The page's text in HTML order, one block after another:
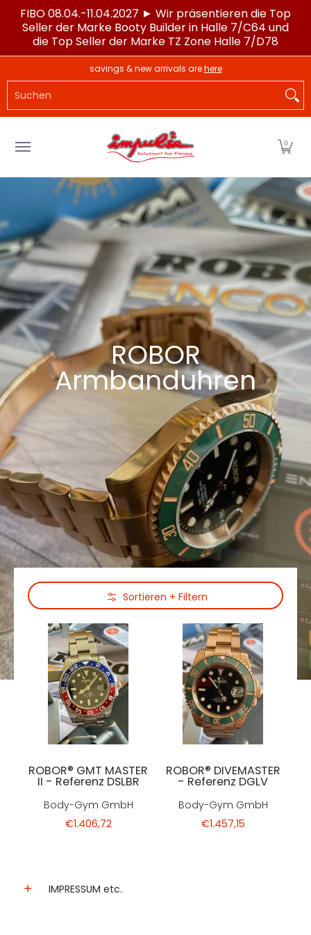
Zum Hauptinhalt springen
FIBO 08.04.-11.04.2027 ► Wir präsentieren die Top
Seller der Marke Booty Builder in Halle 7/C64 und
die Top Seller der Marke TZ Zone Halle 7/D78
LAGERWARE POWERTEC® IMPULSE®
savings & new arrivals arehere
0
ROBOR
Armbanduhren
Zum Hauptinhalt springenSortieren + Filtern
ROBOR® GMT MASTER
II - Referenz DSLBR
Body-Gym GmbH
€1.406,72
ROBOR® DIVEMASTER
- Referenz DGLV
Body-Gym GmbH
€1.457,15
IMPRESSUM etc.